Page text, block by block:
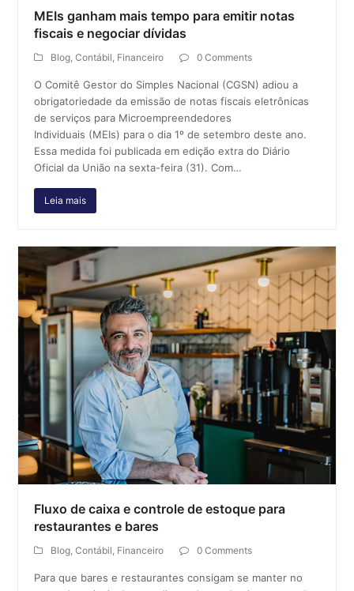
MEIs ganham mais tempo para emitir notas
fiscais e negociar dívidas
Blog ,Contábil Financeiro 0 Comments
O Comitê Gestor do Simples Nacional (CGSN) adiou a
obrigatoriedade da emissão de notas fiscais eletrônicas
de serviços para Microempreendedores
Individuais (MEIs) para o dia 1º de setembro deste ano.
Essa medida foi publicada em edição extra do Diário
Oficial da União na sexta-feira (31). Com…
Leia mais
Fluxo de caixa e controle de estoque para
restaurantes e bares
Blog ,Contábil Financeiro 0 Comments
Para que bares e restaurantes consigam se manter no